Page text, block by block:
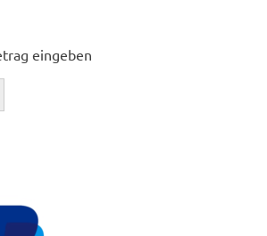
eingeben